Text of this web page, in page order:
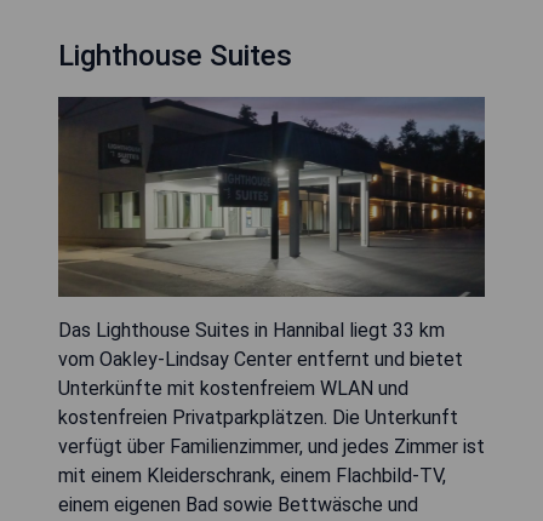
Lighthouse Suites
Das Lighthouse Suites in Hannibal liegt 33 km
vom Oakley-Lindsay Center entfernt und bietet
Unterkünfte mit kostenfreiem WLAN und
kostenfreien Privatparkplätzen. Die Unterkunft
verfügt über Familienzimmer, und jedes Zimmer ist
mit einem Kleiderschrank, einem Flachbild-TV,
einem eigenen Bad sowie Bettwäsche und